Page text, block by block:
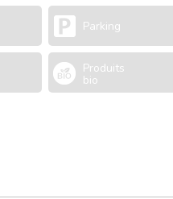
Parking
Produits
bio